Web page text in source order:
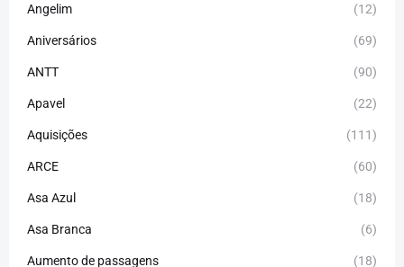
Angelim (12)
Aniversários (69)
ANTT (90)
Apavel (22)
Aquisições (111)
ARCE (60)
Asa Azul (18)
Asa Branca (6)
Aumento de passagens (18)